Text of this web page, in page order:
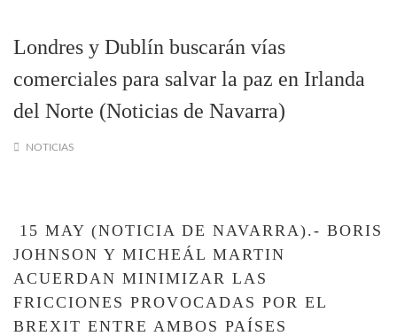
Londres y Dublín buscarán vías
comerciales para salvar la paz en Irlanda
del Norte (Noticias de Navarra)
NOTICIAS
15 MAY (NOTICIA DE NAVARRA).- BORIS
JOHNSON Y MICHEÁL MARTIN
ACUERDAN MINIMIZAR LAS
FRICCIONES PROVOCADAS POR EL
BREXIT ENTRE AMBOS PAÍSES